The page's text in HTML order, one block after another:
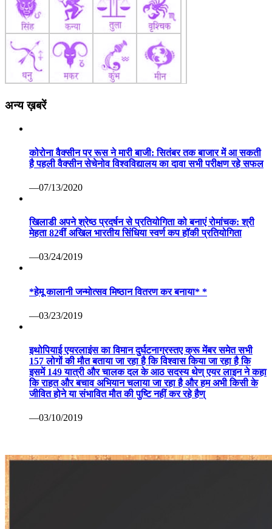
अन्य ख़बरें
कोरोना वैक्सीन पर रूस ने मारी बाजी: सितंबर तक बाजार में आ सकती
है पहली वैक्सीन सेचेनोव विश्वविद्यालय का दावा सभी परीक्षण रहे सफल
—07/13/2020
खिलाडी अपने श्रेष्ठ प्रदर्षन से प्रतियोगिता को बनाएं रोमांचक: श्री
मेहता 82वीं अखिल भारतीय सिंधिया स्वर्ण कप हॉकी प्रतियोगिता
—03/24/2019
*हेमू कालानी जन्मोत्सव मिष्ठान वितरण कर बनाया* *
—03/23/2019
इथोपियाई एयरलाइंस का विमान दुर्घटनाग्रस्तए क्रू मेंबर समेत सभी
157 लोगों की मौत बताया जा रहा है कि विश्वास किया जा रहा है कि
इसमें 149 यात्री और चालक दल के आठ सदस्य थेण् एयर लाइन ने कहा
कि राहत और बचाव अभियान चलाया जा रहा है और हम अभी किसी के
जीवित होने या संभावित मौत की पुष्टि नहीं कर रहे हैण्
—03/10/2019